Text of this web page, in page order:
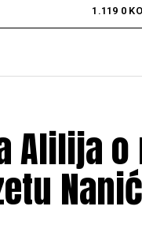
1.119 0
Alilija